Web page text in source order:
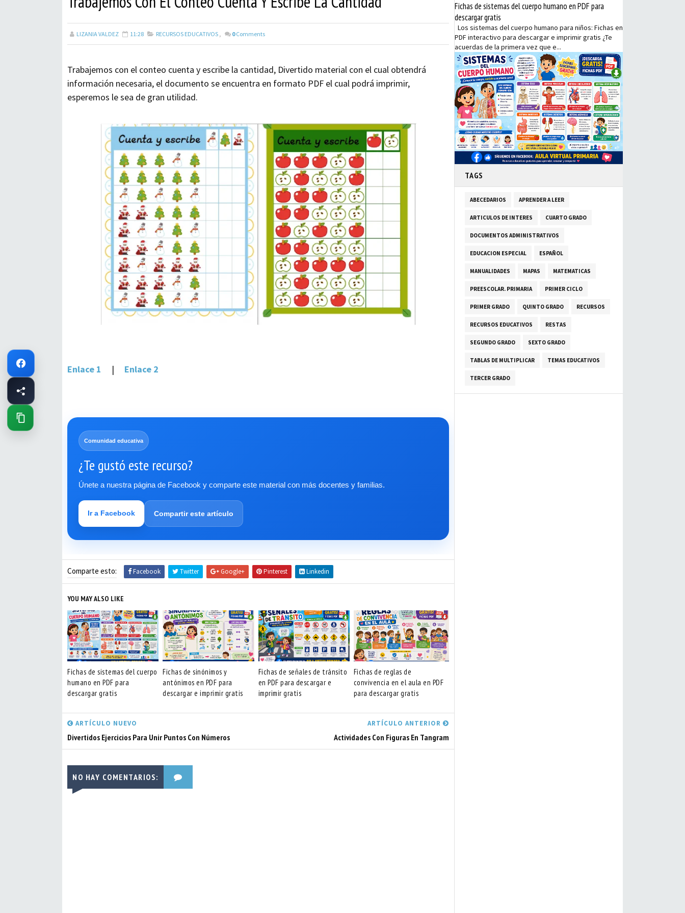
LIZANIA VALDEZ 11:28 RECURSOS EDUCATIVOS , 0 Comments
Trabajemos con el conteo cuenta y escribe la cantidad, Divertido material con el cual obtendrá
información necesaria, el documento se encuentra en formato PDF el cual podrá imprimir,
esperemos le sea de gran utilidad.
Enlace 1 | Enlace 2
Comunidad educativa
¿Te gustó este recurso?
Únete a nuestra página de Facebook y comparte este material con más docentes y familias.
Ir a Facebook Compartir este artículo
Comparte esto: Facebook Twitter Google+ Pinterest Linkedin
YOU MAY ALSO LIKE
Fichas de sistemas del cuerpo
humano en PDF para
descargar gratis
Fichas de sinónimos y
antónimos en PDF para
descargar e imprimir gratis
Fichas de señales de tránsito
en PDF para descargar e
imprimir gratis
Fichas de reglas de
convivencia en el aula en PDF
para descargar gratis
ARTÍCULO NUEVO
Divertidos Ejercicios Para Unir Puntos Con Números
ARTÍCULO ANTERIOR
Actividades Con Figuras En Tangram
NO HAY COMENTARIOS:
Fichas de sistemas del cuerpo humano en PDF para
descargar gratis
Los sistemas del cuerpo humano para niños: Fichas en
PDF interactivo para descargar e imprimir gratis ¿Te
acuerdas de la primera vez que e...
TAGS
ABECEDARIOS APRENDER A LEER
ARTICULOS DE INTERES CUARTO GRADO
DOCUMENTOS ADMINISTRATIVOS
EDUCACION ESPECIAL ESPAÑOL
MANUALIDADES MAPAS MATEMATICAS
PREESCOLAR. PRIMARIA PRIMER CICLO
PRIMER GRADO QUINTO GRADO RECURSOS
RECURSOS EDUCATIVOS RESTAS
SEGUNDO GRADO SEXTO GRADO
TABLAS DE MULTIPLICAR TEMAS EDUCATIVOS
TERCER GRADO